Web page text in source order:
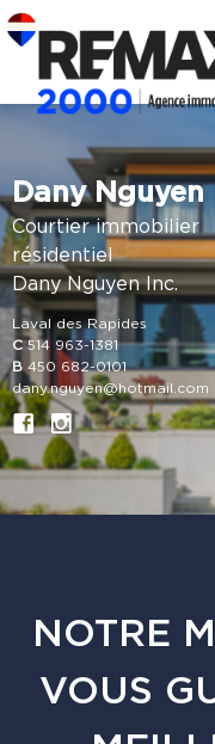
Dany Nguyen
Courtier immobilier
résidentiel
Dany Nguyen Inc.
Laval des Rapides
C 514 963-1381
B 450 682-0101
dany.nguyen@hotmail.com
NOTRE
VOUS